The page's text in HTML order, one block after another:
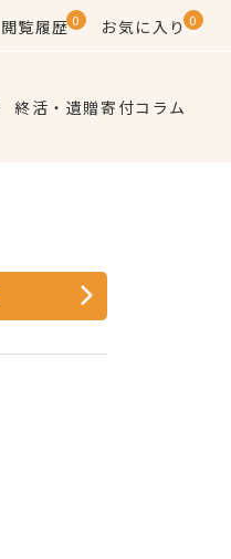
閲覧履歴0 お気に入り0
終活・遺贈寄付コラム